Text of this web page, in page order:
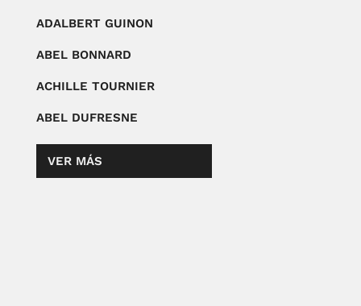
ADALBERT GUINON
ABEL BONNARD
ACHILLE TOURNIER
ABEL DUFRESNE
VER MÁS